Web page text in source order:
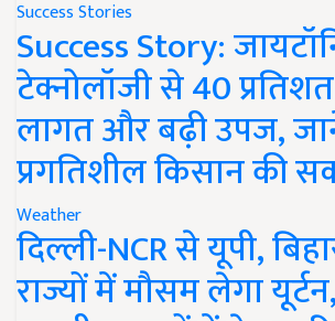
Success Stories
Success Story:
टेक्नोलॉजी से 40
लागत और बढ़ी उपज,
प्रगतिशील किसान की
Weather
दिल्ली-NCR से यूपी,
राज्यों में मौसम लेगा